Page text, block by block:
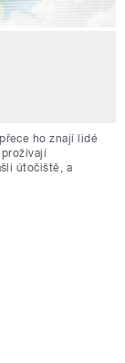
ho znají lidé
útočiště, a